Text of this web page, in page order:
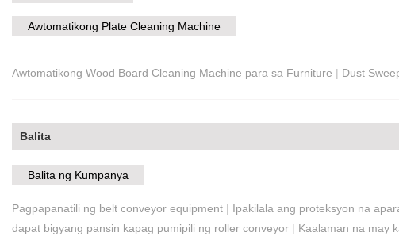
Awtomatikong Plate Cleaning Machine
Awtomatikong Wood Board Cleaning Machine para sa Furniture | Dust
Balita
Balita ng Kumpanya
Pagpapanatili ng belt conveyor equipment | Ipakilala ang proteksyon na
dapat bigyang pansin kapag pumipili ng roller conveyor | Kaalaman na may